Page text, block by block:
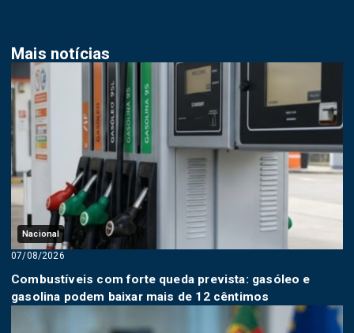
Mais notícias
Nacional
07/08/2026
Combustíveis com forte queda prevista: gasóleo e
gasolina podem baixar mais de 12 cêntimos